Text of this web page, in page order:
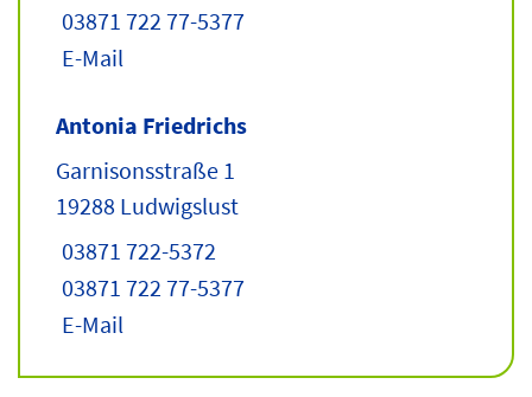
03871 722 77-5377
E-Mail
Antonia Friedrichs
Garnisonsstraße 1
19288 Ludwigslust
03871 722-5372
03871 722 77-5377
E-Mail